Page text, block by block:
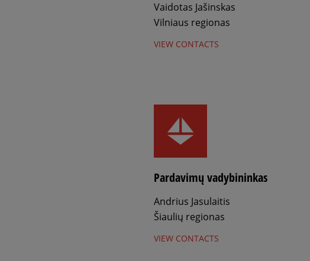
Vaidotas Jašinskas
Vilniaus regionas
VIEW CONTACTS
Pardavimų vadybininkas
Andrius Jasulaitis
Šiaulių regionas
VIEW CONTACTS